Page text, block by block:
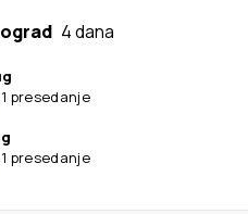
4 dana
1 presedanje
1 presedanje